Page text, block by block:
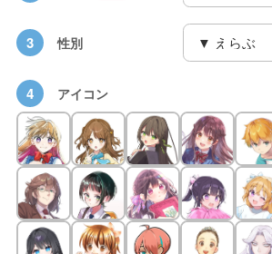
3 性別
4 アイコン